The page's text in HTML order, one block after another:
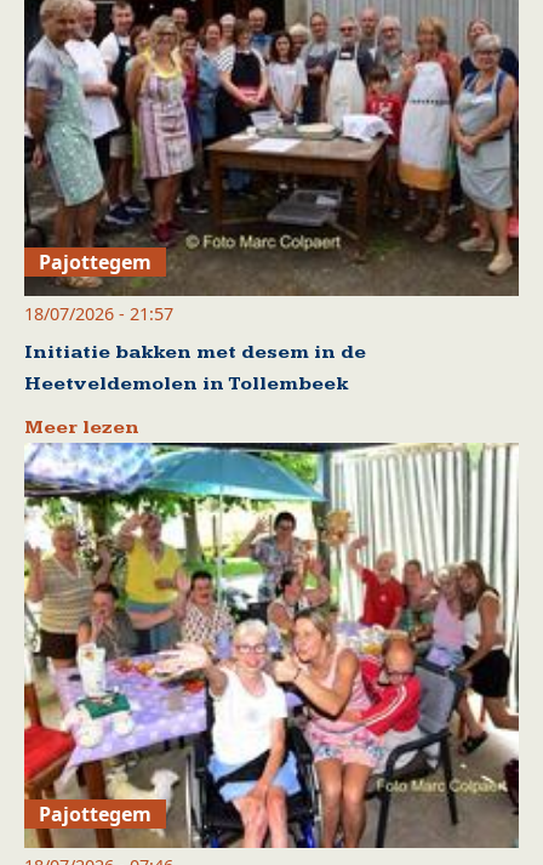
Pajottegem
18/07/2026 - 21:57
Initiatie bakken met desem in de
Heetveldemolen in Tollembeek
Meer lezen
Pajottegem